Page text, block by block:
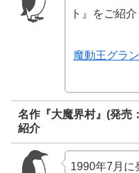
ト』をご紹介
魔動王グラ
名作『大魔界村』(発売
紹介
1990年7月に